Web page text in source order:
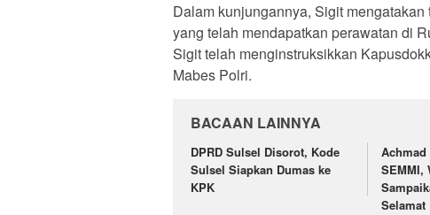
Dalam kunjungannya, Sigit
yang telah mendapatkan perawatan di
Sigit telah menginstruksikkan
Mabes Polri.
BACAAN LAINNYA
DPRD Sulsel Disorot, Kode
Sulsel Siapkan Dumas ke
KPK
SEMMI,
Selamat